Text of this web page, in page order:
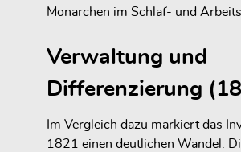
Monarchen im Schlaf- und
Verwaltung und
Differenzierung
Im Vergleich dazu markiert das
1821 einen deutlichen Wandel.